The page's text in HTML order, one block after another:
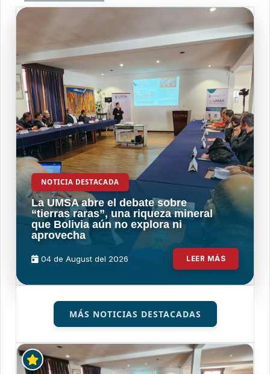
NOTICIA DESTACADA
La UMSA abre el debate sobre
“tierras raras”, una riqueza mineral
que Bolivia aún no explora ni
aprovecha
04 de August del 2026 LEER MÁS
MÁS NOTICIAS DESTACADAS